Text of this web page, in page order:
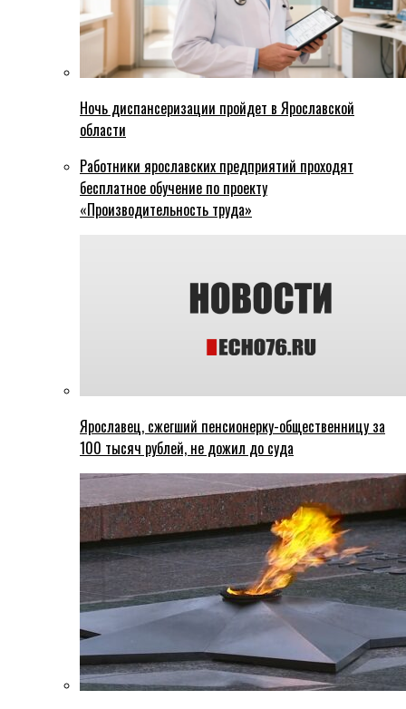
Ночь диспансеризации пройдет в Ярославской
области
Работники ярославских предприятий проходят
бесплатное обучение по проекту
«Производительность труда»
Ярославец, сжегший пенсионерку-общественницу за
100 тысяч рублей, не дожил до суда